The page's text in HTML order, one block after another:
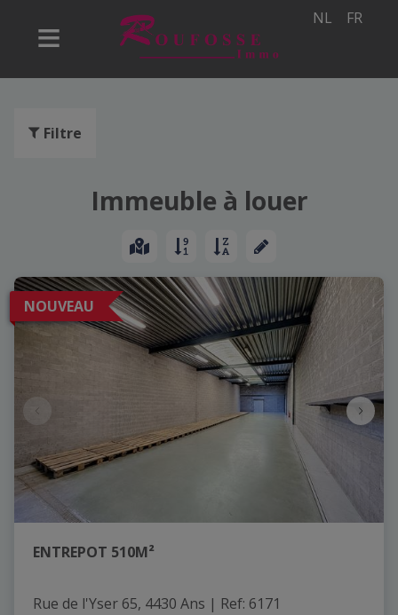
NL FR
Filtre
Immeuble à louer
NOUVEAU
ENTREPOT 510M²
Rue de l'Yser 65, 4430 Ans | Ref: 6171